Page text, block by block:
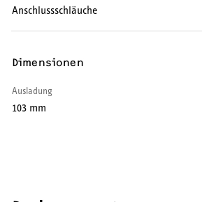
Anschlussschläuche
Dimensionen
Ausladung
103 mm